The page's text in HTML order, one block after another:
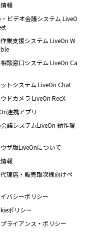
報
ビデオ会議システム LiveO
業支援システム LiveOn W
談窓口システム LiveOn Ca
トシステム LiveOn Chat
ドカメラ LiveOn RecX
連携アプリ
議システムLiveOn 動作環
ザ版LiveOnについて
報
理店・販売取次様向けペ
バシーポリシー
ポリシー
ライアンス・ポリシー